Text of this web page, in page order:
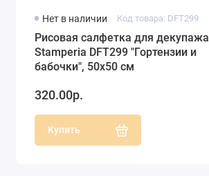
Нет в наличии Код товара: DFT299
Рисовая салфетка для декупажа
Stamperia DFT299 "Гортензии и
бабочки", 50х50 см
320.00р.
Купить